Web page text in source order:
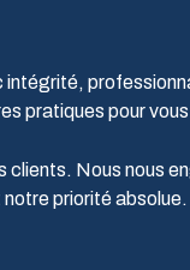
pratiques pour
clients. Nous nous
priorité absolue.